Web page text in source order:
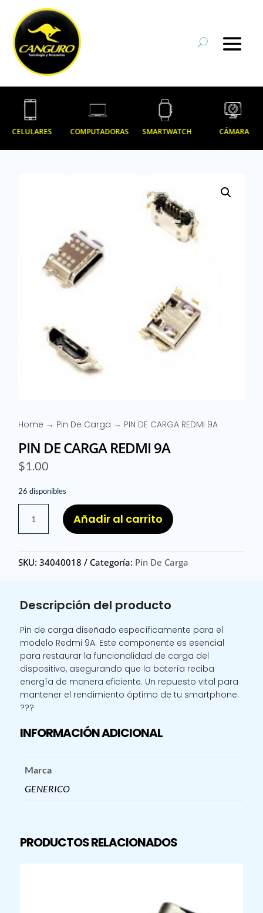
CELULARES COMPUTADORAS SMARTWATCH CÁMARA
Home → Pin De Carga → PIN DE CARGA REDMI 9A
PIN DE CARGA REDMI 9A
$1.00
26 disponibles
CARGA
REDMI
9A
Añadir al carrito
SKU:34040018 Categoría: Pin De Carga
Descripción del producto
Pin de carga diseñado específicamente para el
modelo Redmi 9A. Este componente es esencial
para restaurar la funcionalidad de carga del
dispositivo, asegurando que la batería reciba
energía de manera eficiente. Un repuesto vital para
mantener el rendimiento óptimo de tu smartphone.
???
INFORMACIÓN ADICIONAL
Marca
GENERICO
PRODUCTOS RELACIONADOS